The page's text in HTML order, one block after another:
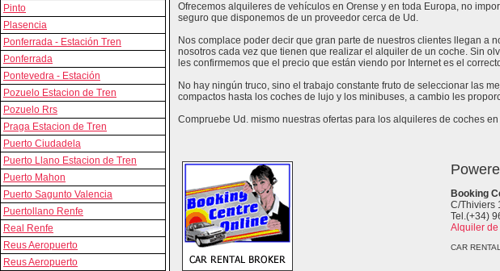
Pinto
Plasencia
Ponferrada - Estación Tren
Ponferrada
Pontevedra - Estación
Pozuelo Estacion de Tren
Pozuelo Rrs
Praga Estacion de Tren
Puerto Ciudadela
Puerto Llano Estacion de Tren
Puerto Mahon
Puerto Sagunto Valencia
Puertollano Renfe
Real Renfe
Reus Aeropuerto
Reus Aeropuerto
Ofrecemos alquileres de vehículos en Orense y en toda Europa, no
seguro que disponemos de un proveedor cerca de Ud.
Nos complace poder decir que gran parte de nuestros clientes llegan a
nosotros cada vez que tienen que realizar el alquiler de un coche. Sin
les confirmemos que el precio que están viendo por Internet es el
No hay ningún truco, sino el trabajo constante fruto de seleccionar las
compactos hasta los coches de lujo y los minibuses, a cambio les
Compruebe Ud. mismo nuestras ofertas para los alquileres de coches
Booking
C/Thiviers
Tel.(+34)
Alquiler
CAR